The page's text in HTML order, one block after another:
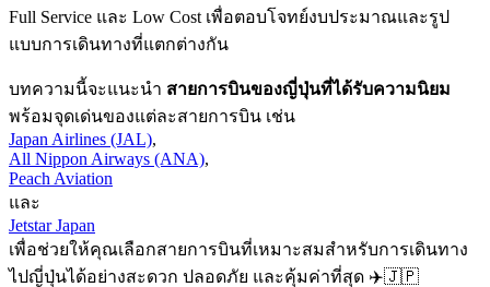
Full Service และ Low Cost เพื่อตอบโจทย์งบประมาณและรูป
แบบการเดินทางที่แตกต่างกัน
บทความนี้จะแนะนำ สายการบินของญี่ปุ่นที่ได้รับความนิยม
พร้อมจุดเด่นของแต่ละสายการบิน เช่น
Japan Airlines (JAL),
All Nippon Airways (ANA),
Peach Aviation
และ
Jetstar Japan
เพื่อช่วยให้คุณเลือกสายการบินที่เหมาะสมสำหรับการเดินทาง
ไปญี่ปุ่นได้อย่างสะดวก ปลอดภัย และคุ้มค่าที่สุด ✈️🇯🇵